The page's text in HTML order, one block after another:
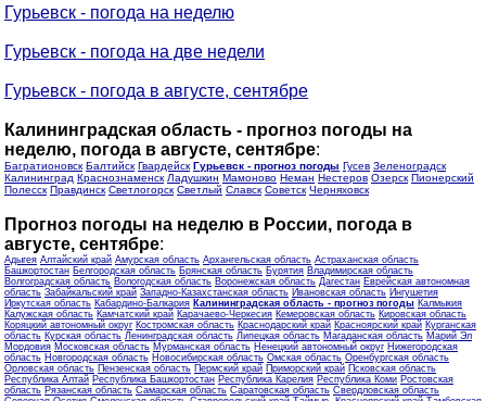
Гурьевск - погода на неделю
Гурьевск - погода на две недели
Гурьевск - погода в августе, сентябре
Калининградская область - прогноз погоды на
неделю, погода в августе, сентябре:
Багратионовск Балтийск Гвардейск Гурьевск - прогноз погоды Гусев Зеленоградск
Калининград Краснознаменск Ладушкин Мамоново Неман Нестеров Озерск Пионерский
Полесск Правдинск Светлогорск Светлый Славск Советск Черняховск
Прогноз погоды на неделю в России, погода в
августе, сентябре:
Адыгея Алтайский край Амурская область Архангельская область Астраханская область
Башкортостан Белгородская область Брянская область Бурятия Владимирская область
Волгоградская область Вологодская область Воронежская область Дагестан Еврейская автономная
область Забайкальский край Западно-Казахстанская область Ивановская область Ингушетия
Иркутская область Кабардино-Балкария Калининградская область - прогноз погоды Калмыкия
Калужская область Камчатский край Карачаево-Черкесия Кемеровская область Кировская область
Коряцкий автономный округ Костромская область Краснодарский край Красноярский край Курганская
область Курская область Ленинградская область Липецкая область Магаданская область Марий Эл
Мордовия Московская область Мурманская область Ненецкий автономный округ Нижегородская
область Новгородская область Новосибирская область Омская область Оренбургская область
Орловская область Пензенская область Пермский край Приморский край Псковская область
Республика Алтай Республика Башкортостан Республика Карелия Республика Коми Ростовская
область Рязанская область Самарская область Саратовская область Свердловская область